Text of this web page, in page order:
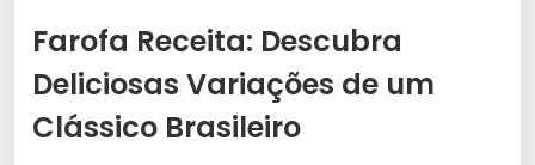
Farofa Receita: Descubra
Deliciosas Variações de um
Clássico Brasileiro